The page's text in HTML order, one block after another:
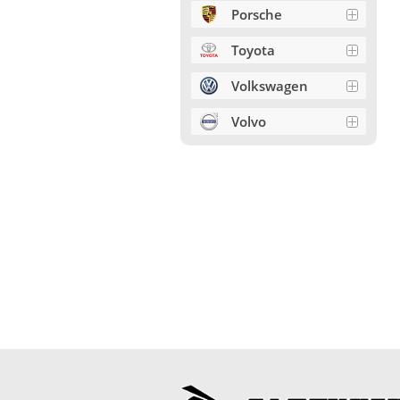
Porsche
Toyota
Volkswagen
Volvo